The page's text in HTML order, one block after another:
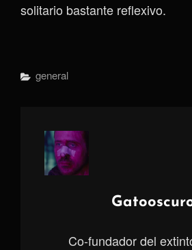
solitario bastante reflexivo.
Categorías
General
Autor:
Co-fundador del